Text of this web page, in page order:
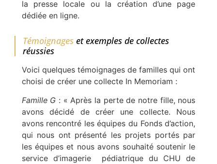
la presse locale ou la création d’une page
dédiée en ligne.
Témoignageset exemples de collectes
réussies
Voici quelques témoignages de familles qui ont
choisi de créer une collecte In Memoriam :
Famille G : « Après la perte de notre fille, nous
avons décidé de créer une collecte. Nous
avons rencontré les équipes du Fonds d’action,
qui nous ont présenté les projets portés par
les équipes et nous avons souhaité soutenir le
service d’imagerie pédiatrique du CHU de